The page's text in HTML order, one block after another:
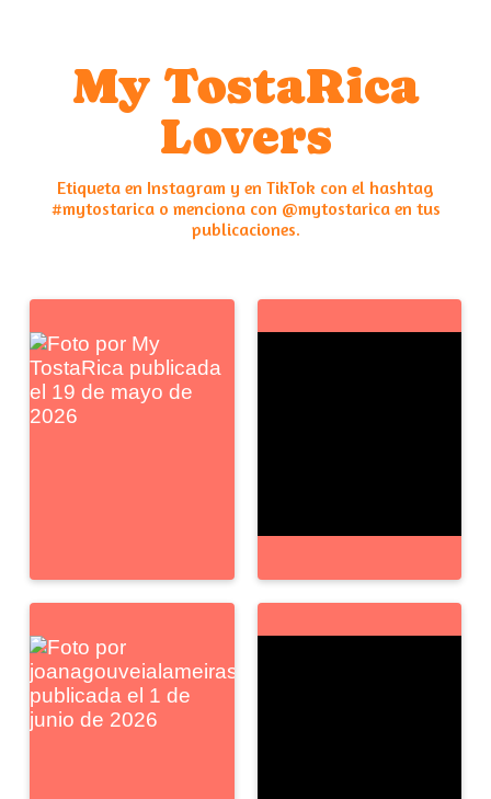
My TostaRica
Lovers
Etiqueta en Instagram y en TikTok con el hashtag
#mytostarica o menciona con @mytostarica en tus
publicaciones.